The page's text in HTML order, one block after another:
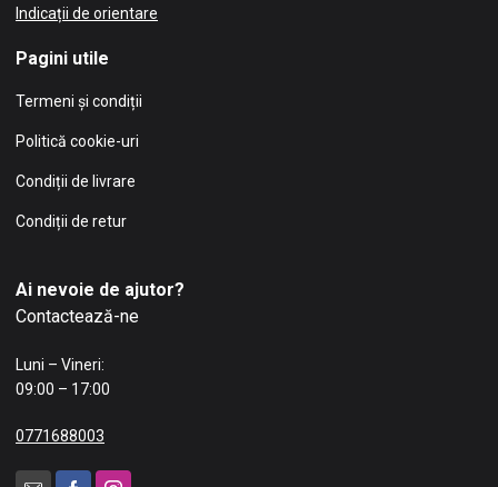
Indicații de orientare
Pagini utile
Termeni și condiții
Politică cookie-uri
Condiții de livrare
Condiții de retur
Ai nevoie de ajutor?
Contactează-ne
Luni – Vineri:
09:00 – 17:00
0771688003